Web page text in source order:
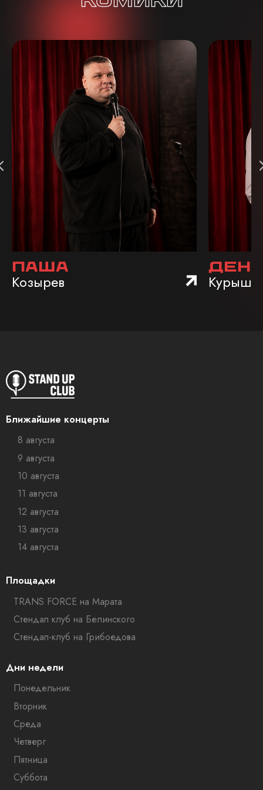
Паша
Козырев
Ближайшие концерты
8 августа
9 августа
10 августа
11 августа
12 августа
13 августа
14 августа
Площадки
TRANS FORCE на Марата
Стендап клуб на Белинского
Стендап-клуб на Грибоедова
Дни недели
Понедельник
Вторник
Среда
Четверг
Пятница
Суббота